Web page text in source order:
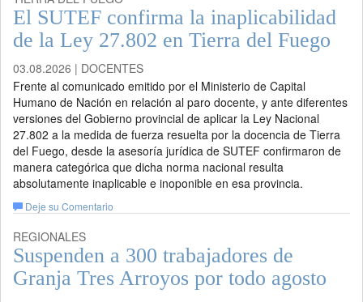
El SUTEF confirma la inaplicabilidad
de la Ley 27.802 en Tierra del Fuego
03.08.2026 | DOCENTES
Frente al comunicado emitido por el Ministerio de Capital
Humano de Nación en relación al paro docente, y ante diferentes
versiones del Gobierno provincial de aplicar la Ley Nacional
27.802 a la medida de fuerza resuelta por la docencia de Tierra
del Fuego, desde la asesoría jurídica de SUTEF confirmaron de
manera categórica que dicha norma nacional resulta
absolutamente inaplicable e inoponible en esa provincia.
Deje su Comentario
REGIONALES
Suspenden a 300 trabajadores de
Granja Tres Arroyos por todo agosto